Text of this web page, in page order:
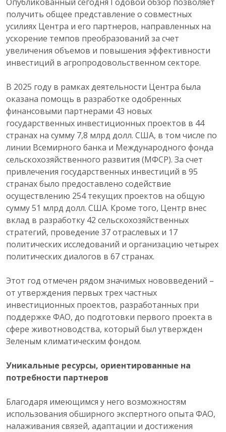
получить общее представление о совместных
усилиях Центра и его партнеров, направленных на
ускорение темпов преобразований за счет
увеличения объемов и повышения эффективности
инвестиций в агропродовольственном секторе.
В 2025 году в рамках деятельности Центра была
оказана помощь в разработке одобренных
финансовыми партнерами 43 новых
государственных инвестиционных проектов в 44
странах на сумму 7,8 млрд долл. США, в том числе по
линии Всемирного банка и Международного фонда
сельскохозяйственного развития (МФСР). За счет
привлечения государственных инвестиций в 95
странах было предоставлено содействие
осуществлению 254 текущих проектов на общую
сумму 51 млрд долл. США. Кроме того, Центр внес
вклад в разработку 42 сельскохозяйственных
стратегий, проведение 37 отраслевых и 17
политических исследований и организацию четырех
политических диалогов в 67 странах.
Этот год отмечен рядом значимых нововведений –
от утверждения первых трех частных
инвестиционных проектов, разработанных при
поддержке ФАО, до подготовки первого проекта в
сфере животноводства, который был утвержден
Зеленым климатическим фондом.
Уникальные ресурсы, ориентированные на
потребности партнеров
Благодаря имеющимся у него возможностям
использования обширного экспертного опыта ФАО,
налаживания связей, адаптации и достижения